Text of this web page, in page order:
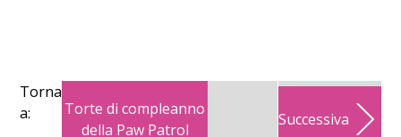
Torna
a:
Torte di compleanno
della Paw Patrol
Successiva